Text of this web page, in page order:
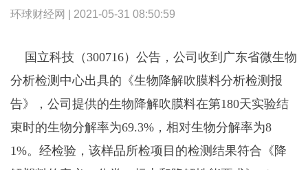
环球财经网 | 2021-05-31 08:50:59
国立科技（300716）公告，公司收到广东省微生物
分析检测中心出具的《生物降解吹膜料分析检测报
告》，公司提供的生物降解吹膜料在第180天实验结
束时的生物分解率为69.3%，相对生物分解率为8
1%。经检验，该样品所检项目的检测结果符合《降